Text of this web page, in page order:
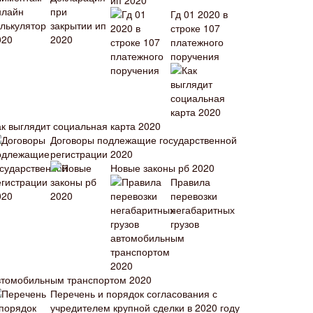
Гд 01 2020 в
строке 107
платежного
поручения
выглядит социальная карта 2020
Договоры подлежащие государственной
регистрации 2020
Новые законы рб 2020
Правила
перевозки
негабаритных
грузов
транспортом 2020
Перечень и порядок согласования с
учредителем крупной сделки в 2020 году